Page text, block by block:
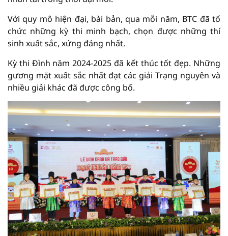
Với quy mô hiện đại, bài bản, qua mỗi năm, BTC đã tổ
chức những kỳ thi minh bạch, chọn được những thí
sinh xuất sắc, xứng đáng nhất.
Kỳ thi Đình năm 2024-2025 đã kết thúc tốt đẹp. Những
gương mặt xuất sắc nhất đạt các giải Trạng nguyên và
nhiều giải khác đã được công bố.